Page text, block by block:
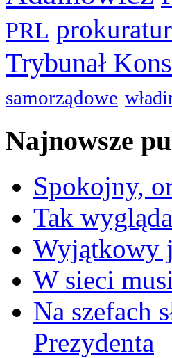
PRL
Trybunał
samorządowe
Najnowsze
Spokojny,
Tak
Wyjątkowy
W sieci
Na szefach
Prezydenta